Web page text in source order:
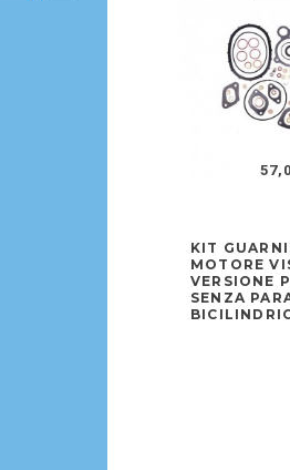
KIT
MOTORE
VERSIONE
SENZA